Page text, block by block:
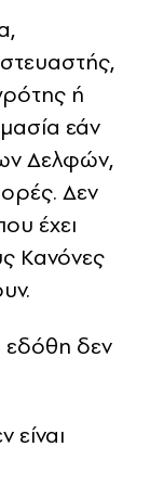
ή
εάν
Δελφών,
Δεν
έχει
Κανόνες
δεν
είναι